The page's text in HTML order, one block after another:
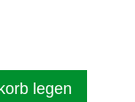
legen